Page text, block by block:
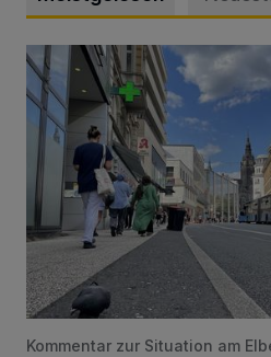
Ein Unzustand und Skandal
Kommentar zur Situation am